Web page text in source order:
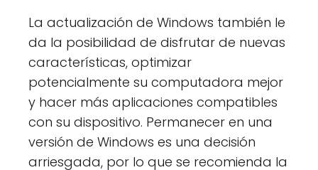
La actualización de Windows también le
da la posibilidad de disfrutar de nuevas
características, optimizar
potencialmente su computadora mejor
y hacer más aplicaciones compatibles
con su dispositivo. Permanecer en una
versión de Windows es una decisión
arriesgada, por lo que se recomienda la